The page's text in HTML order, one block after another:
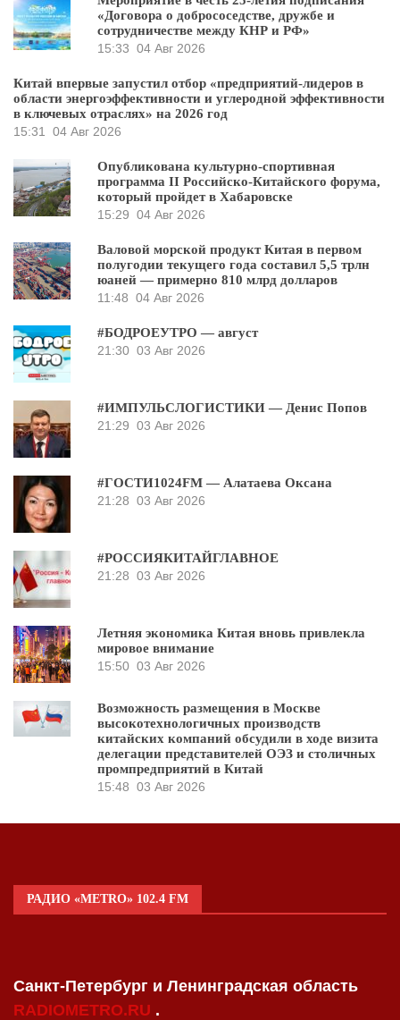
«Договора о добрососедстве, дружбе и
сотрудничестве между КНР и РФ»
15:33 04 Авг 2026
Китай впервые запустил отбор «предприятий-лидеров в
области энергоэффективности и углеродной эффективности
в ключевых отраслях» на 2026 год
15:31
04 Авг 2026
Опубликована культурно-спортивная
программа II Российско-Китайского форума,
который пройдет в Хабаровске
15:29 04 Авг 2026
Валовой морской продукт Китая в первом
полугодии текущего года составил 5,5 трлн
юаней — примерно 810 млрд долларов
11:48 04 Авг 2026
#БОДРОЕУТРО — август
21:30 03 Авг 2026
#ИМПУЛЬСЛОГИСТИКИ — Денис Попов
21:29 03 Авг 2026
#ГОСТИ1024FM — Алатаева Оксана
21:28 03 Авг 2026
#РОССИЯКИТАЙГЛАВНОЕ
21:28 03 Авг 2026
Летняя экономика Китая вновь привлекла
мировое внимание
15:50 03 Авг 2026
Возможность размещения в Москве
высокотехнологичных производств
китайских компаний обсудили в ходе визита
делегации представителей ОЭЗ и столичных
промпредприятий в Китай
15:48 03 Авг 2026
РАДИО «METRO» 102.4 FM
Санкт-Петербург и Ленинградская область
RADIOMETRO.RU .